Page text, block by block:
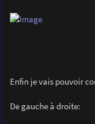
Enfin je vais pouvoir
De gauche à droite: